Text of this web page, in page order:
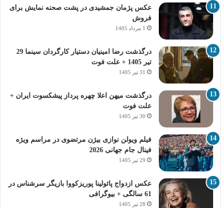
عکس پژمان جمشیدی در پشت صحنه نمایش برای
فروش
1 مرداد 1405
درگذشت رضا امینیان دستیار کارگردان سینما 29
تیر 1405 + علت فوت
31 تیر 1405
درگذشت میهن اعلا چهره پرداز پیشکسوت ایران +
علت فوت
30 تیر 1405
فیلم ویولن نوازی بیژن مرتضوی در مراسم ویژه
فینال جام جهانی 2026
29 تیر 1405
عکس ازدواج پائولینا پوریزکووا بازیگر سرشناس در
61 سالگی + بیوگرافی
28 تیر 1405